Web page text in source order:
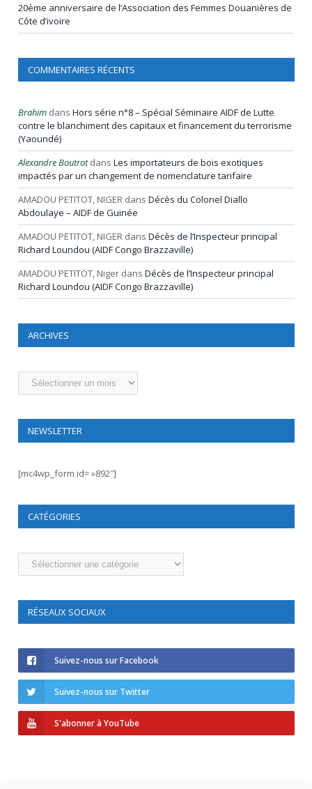
20ème anniversaire de l’Association des Femmes Douanières de
Côte d’ivoire
COMMENTAIRES RÉCENTS
Brahim dans Hors série n°8 – Spécial Séminaire AIDF de Lutte
contre le blanchiment des capitaux et financement du terrorisme
(Yaoundé)
Alexandre Boutrotdans Les importateurs de bois exotiques
impactés par un changement de nomenclature tarifaire
AMADOU PETITOT, NIGER dans Décès du Colonel Diallo
Abdoulaye – AIDF de Guinée
AMADOU PETITOT, NIGER dans Décès de l’Inspecteur principal
Richard Loundou (AIDF Congo Brazzaville)
AMADOU PETITOT, Niger dans Décès de l’Inspecteur principal
Richard Loundou (AIDF Congo Brazzaville)
ARCHIVES
Archives
NEWSLETTER
[mc4wp_form id= »892″]
CATÉGORIES
Catégories
RÉSEAUX SOCIAUX
Suivez-nous sur Facebook
Suivez-nous sur Twitter
S'abonner à YouTube